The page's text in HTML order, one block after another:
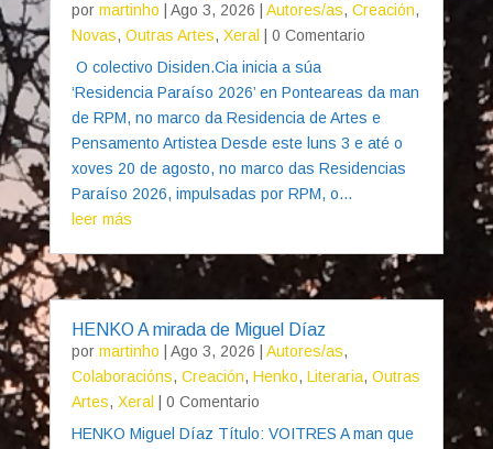
por martinho Ago 3, 2026 Autores/as, Creación,
Novas, Outras Artes, Xeral
| 0 Comentario
O colectivo Disiden.Cia inicia a súa
‘Residencia Paraíso 2026’ en Ponteareas da man
de RPM, no marco da Residencia de Artes e
Pensamento Artistea Desde este luns 3 e até o
xoves 20 de agosto, no marco das Residencias
Paraíso 2026, impulsadas por RPM, o...
leer más
HENKO A mirada de Miguel Díaz
por martinho Ago 3, 2026 Autores/as,
Colaboracións, Creación, Henko, Literaria, Outras
Artes, Xeral
| 0 Comentario
HENKO Miguel Díaz Título: VOITRES A man que